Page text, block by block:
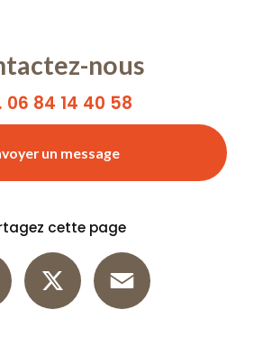
nous
06 84 14 40 58
un message
cette page
Facebook